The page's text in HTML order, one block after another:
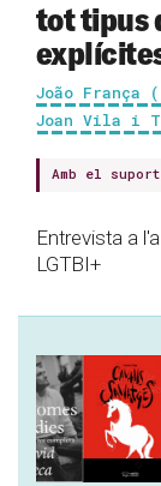
tot tipus
João
Joan Vila i
Amb el
Entrevista a
LGTBI+